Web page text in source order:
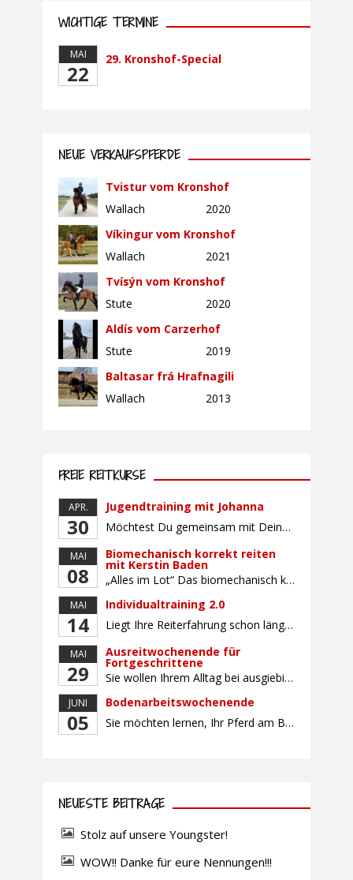
WICHTIGE TERMINE
MAI
22
29. Kronshof-Special
NEUE VERKAUFSPFERDE
Tvistur vom Kronshof
Wallach
2020
Víkingur vom Kronshof
Wallach
2021
Tvísýn vom Kronshof
Stute
2020
Aldís vom Carzerhof
Stute
2019
Baltasar frá Hrafnagili
Wallach
2013
FREIE REITKURSE
APR.
30
Jugendtraining mit Johanna
Möchtest Du gemeinsam mit Deinem Pferd sicherer und selbstbewusster Reiten, Dich mit gleichaltrigen Teilnehmern (Alter: 9-16 Jahre) austauschen und Dich vielleicht auch auf ein Turnier vorbereiten? Dann bietet Dir dieser Kurs die perfekte Gelegenheit, mit Deinem Pferd gemeinsam zu wachsen und an Sitz, Hilfengebung und Turnierroutine zu arbeiten. Der Unterricht findet in Gruppen von bis […]
MAI
08
Biomechanisch korrekt reiten
mit Kerstin Baden
„Alles im Lot“ Das biomechanisch korrekte Reiten vereint viele wichtige Erkenntnisse der Reitkunst und der Physiologie von Pferd und Reiter miteinander. Ziel ist die größtmögliche Symmetrie des Reiters, denn erst wenn „alles im Lot“ ist, kann das Pferd den Reiter ausbalanciert und losgelassen tragen. Dafür muss der Reiter lernen, die Reaktionen seines Pferdes auf seinen […]
MAI
14
Individualtraining 2.0
Liegt Ihre Reiterfahrung schon länger zurück oder fühlen Sie sich noch nicht richtig fit? Oder sind Sie bereits ein sicherer Reiter und freuen sich auf weiterführenden Unterricht? Training für Reiter:innen mit unterschiedlicher Reiterfahrung, auf die Wünsche und Kenntnisse des Einzelnen abgestimmt. Ein abwechslungsreiches Programm mit individuellem Reitunterricht mit unterschiedlichen Schwerpunkten und für Fortgeschrittene auch mit […]
MAI
29
Ausreitwochenende für
Fortgeschrittene
Sie wollen Ihrem Alltag bei ausgiebigen Ritten durch unser wunderschönes Gelände entfliehen? Dann ist das Ausreitwochenende genau das Richtige. Geübte und sichere Reiter und Reiterinnen genießen die herrliche Natur unter erfahrener Rittführung. Teilnahme mit Leih- oder eigenem Pferd möglich. Mindestteilnehmerzahl: 5 Personen
JUNI
05
Bodenarbeitswochenende
Sie möchten lernen, Ihr Pferd am Boden gezielt zu gymnastizieren und durch feine Kommunikation zu führen? Dieser Kurs vermittelt, wie gezieltes und korrektes Longieren zur gymnastizierenden Arbeit mit dem Pferd beitragen. Wir arbeiten mit Hilfe eines Kappzaums – ohne Ausbinder oder andere Hilfszügel. Im Mittelpunkt stehen feine Kommunikation, klare Körpersprache und präzise Hilfengebung mit dem […]
NEUESTE BEITRÄGE
Stolz auf unsere Youngster!
WOW!! Danke für eure Nennungen!!!